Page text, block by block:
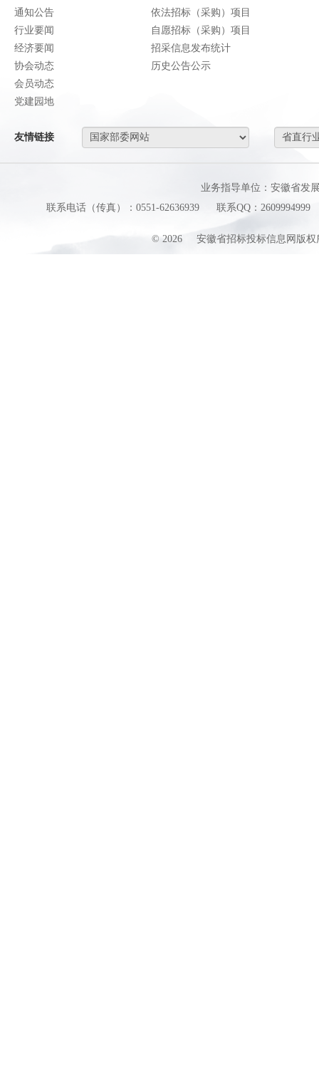
通知公告
行业要闻
经济要闻
协会动态
会员动态
党建园地
依法招标（采购）项目
自愿招标（采购）项目
招采信息发布统计
历史公告公示
友情链接
业务指导单位：安徽省发
联系电话（传真）：0551-62636939
联系QQ：2609994999
© 2026 安徽省招标投标信息网版